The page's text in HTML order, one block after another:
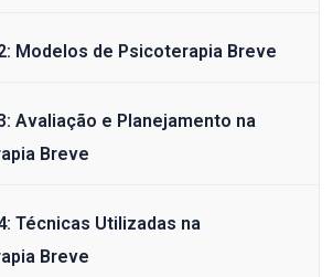
Modelos de Psicoterapia Breve
Avaliação e Planejamento na
Breve
Técnicas Utilizadas na
Breve